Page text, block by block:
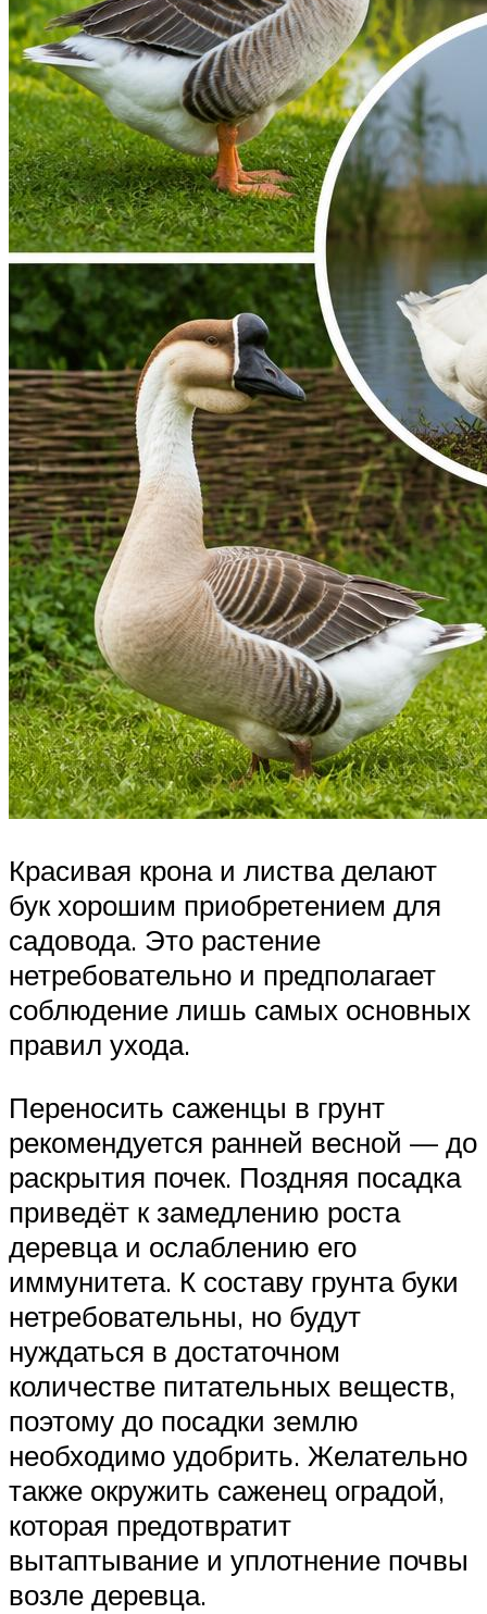
Красивая крона и листва делают
бук хорошим приобретением для
садовода. Это растение
нетребовательно и предполагает
соблюдение лишь самых основных
правил ухода.
Переносить саженцы в грунт
рекомендуется ранней весной — до
раскрытия почек. Поздняя посадка
приведёт к замедлению роста
деревца и ослаблению его
иммунитета. К составу грунта буки
нетребовательны, но будут
нуждаться в достаточном
количестве питательных веществ,
поэтому до посадки землю
необходимо удобрить. Желательно
также окружить саженец оградой,
которая предотвратит
вытаптывание и уплотнение почвы
возле деревца.